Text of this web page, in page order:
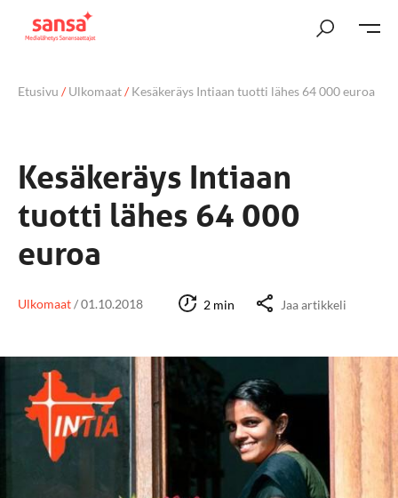
Etusivu /Ulkomaat/Kesäkeräys Intiaan tuotti lähes 64 000 euroa
Kesäkeräys Intiaan
tuotti lähes 64 000
euroa
Ulkomaat/01.10.2018 2 min Jaa artikkeli